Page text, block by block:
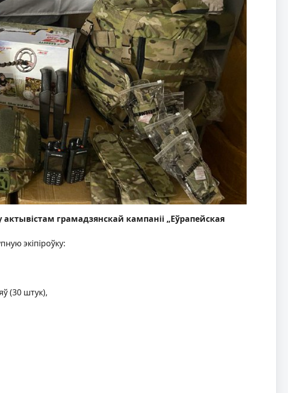
грамадзянскай кампаніі „Еўрапейская
экіпіроўку:
(30 штук),